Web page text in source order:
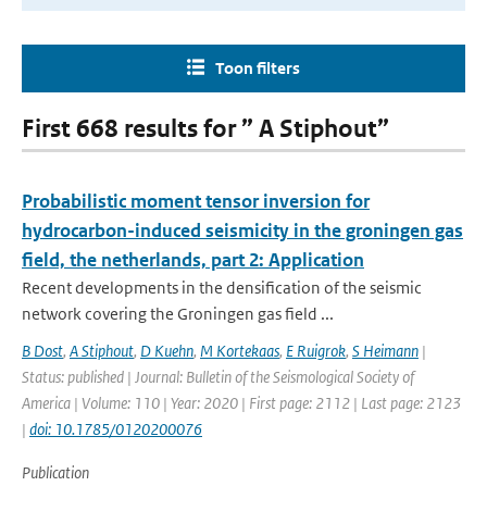
Toon filters
First 668 results for ” A Stiphout”
Probabilistic moment tensor inversion for
hydrocarbon-induced seismicity in the groningen gas
field, the netherlands, part 2: Application
Recent developments in the densification of the seismic
network covering the Groningen gas field ...
B Dost, A Stiphout, D Kuehn, M Kortekaas, E Ruigrok, S Heimann |
Status: published | Journal: Bulletin of the Seismological Society of
America | Volume: 110 | Year: 2020 | First page: 2112 | Last page: 2123
| doi: 10.1785/0120200076
Publication